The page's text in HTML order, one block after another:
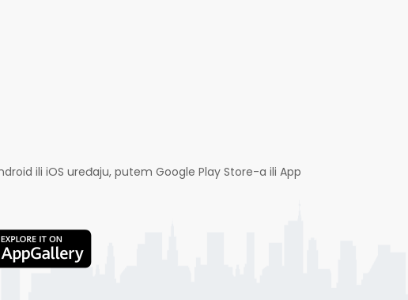
ili iOS uređaju, putem Google Play Store-a ili App